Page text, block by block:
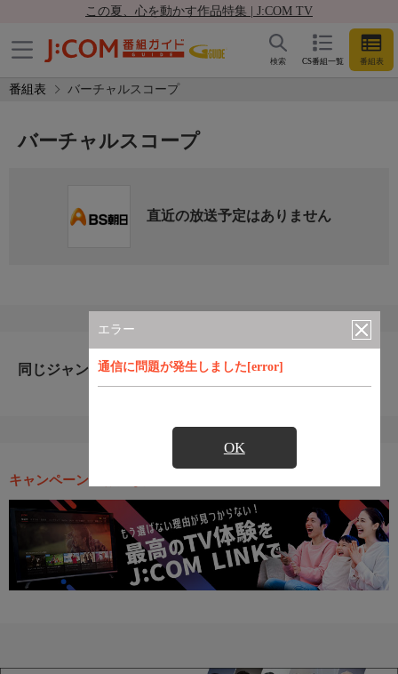
この夏、心を動かす作品特集 | J:COM TV
CS番組一覧 番組表
検索
番組表 バーチャルスコープ
エラー
通信に問題が発生しました[error]
OK
バーチャルスコープ
直近の放送予定はありません
同じジャンルのおすすめ番組
キャンペーン・お得な情報